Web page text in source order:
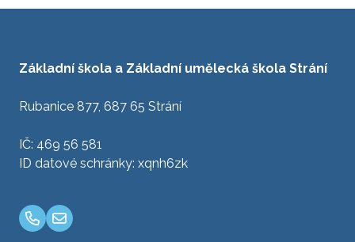
Základní škola a Základní umělecká škola Strání
Rubanice 877, 687 65 Strání
IČ: 469 56 581
ID datové schránky: xqnh6zk